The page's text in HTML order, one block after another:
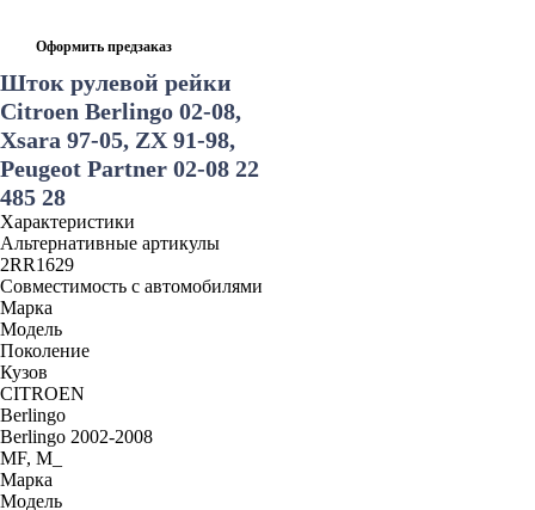
Оформить предзаказ
Шток рулевой рейки
Citroen Berlingo 02-08,
Xsara 97-05, ZX 91-98,
Peugeot Partner 02-08 22
485 28
Характеристики
Альтернативные артикулы
2RR1629
Совместимость с автомобилями
Марка
Модель
Поколение
Кузов
CITROEN
Berlingo
Berlingo 2002-2008
MF, M_
Марка
Модель